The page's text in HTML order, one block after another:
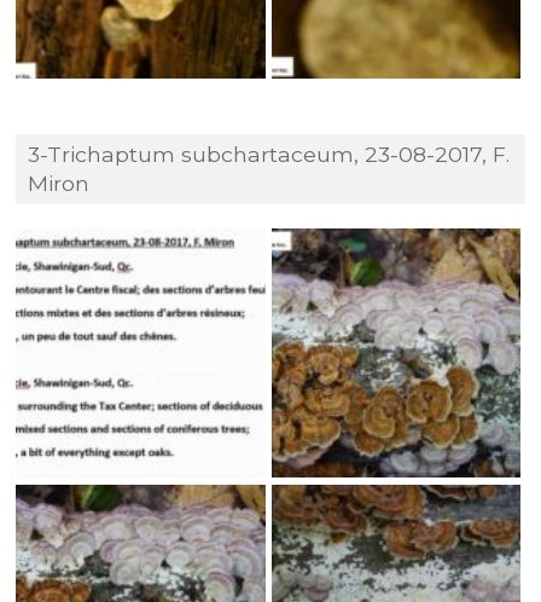
3-Trichaptum subchartaceum, 23-08-2017, F.
Miron